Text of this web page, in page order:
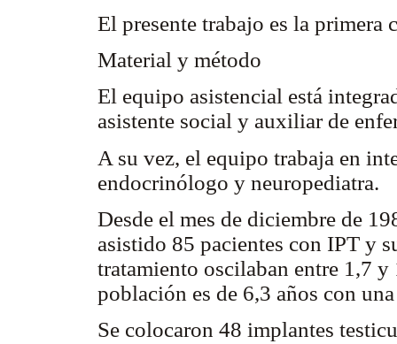
El presente trabajo es la primera
Material y método
El equipo asistencial está
asistente social y auxiliar de
A su vez, el equipo trabaja en
endocrinólogo y neuropediatra.
Desde el mes de diciembre de
asistido 85 pacientes con IPT y
tratamiento oscilaban entre 1,7 y
población es de 6,3 años con
Se colocaron 48 implantes